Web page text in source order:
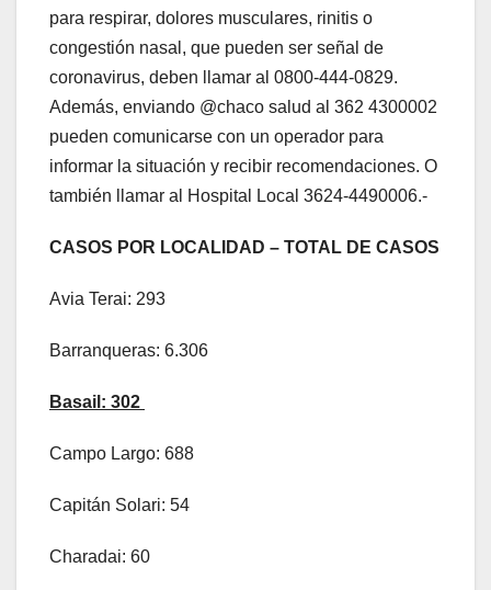
para respirar, dolores musculares, rinitis o
congestión nasal, que pueden ser señal de
coronavirus, deben llamar al 0800-444-0829.
Además, enviando @chaco salud al 362 4300002
pueden comunicarse con un operador para
informar la situación y recibir recomendaciones. O
también llamar al Hospital Local 3624-4490006.-
CASOS POR LOCALIDAD – TOTAL DE CASOS
Avia Terai: 293
Barranqueras: 6.306
Basail: 302
Campo Largo: 688
Capitán Solari: 54
Charadai: 60